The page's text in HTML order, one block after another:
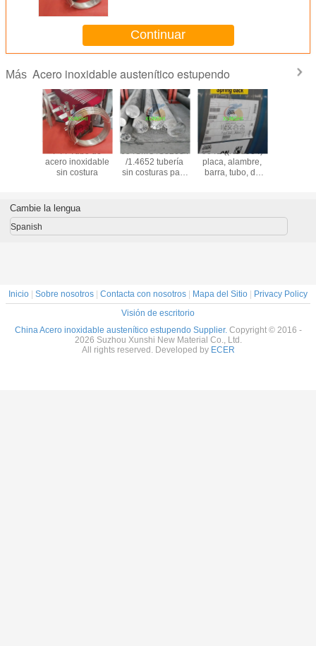
Continuar
Más Acero inoxidable austenítico estupendo
de
F44 Tubo de
acero inoxidable
sin costura
654SMO /S32654
/1.4652 tubería
sin costuras para
904L ((N08904)
placa, alambre,
barra, tubo, de
buen precio
Cambie la lengua
Spanish
Inicio | Sobre nosotros | Contacta con nosotros | Mapa del Sitio | Privacy Policy
Visión de escritorio
China Acero inoxidable austenítico estupendo Supplier. Copyright © 2016 -
2026 Suzhou Xunshi New Material Co., Ltd.
All rights reserved. Developed by ECER